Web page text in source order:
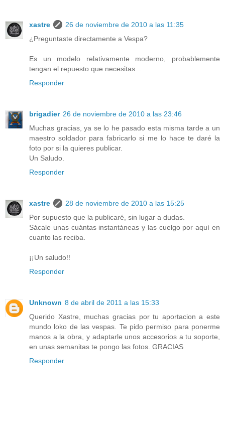
xastre
26 de noviembre de 2010 a las 11:35
¿Preguntaste directamente a Vespa?
Es un modelo relativamente moderno, probablemente
tengan el repuesto que necesitas...
Responder
brigadier 26 de noviembre de 2010 a las 23:46
Muchas gracias, ya se lo he pasado esta misma tarde a un
maestro soldador para fabricarlo si me lo hace te daré la
foto por si la quieres publicar.
Un Saludo.
Responder
xastre
28 de noviembre de 2010 a las 15:25
Por supuesto que la publicaré, sin lugar a dudas.
Sácale unas cuántas instantáneas y las cuelgo por aquí en
cuanto las reciba.
¡¡Un saludo!!
Responder
Unknown 8 de abril de 2011 a las 15:33
Querido Xastre, muchas gracias por tu aportacion a este
mundo loko de las vespas. Te pido permiso para ponerme
manos a la obra, y adaptarle unos accesorios a tu soporte,
en unas semanitas te pongo las fotos. GRACIAS
Responder